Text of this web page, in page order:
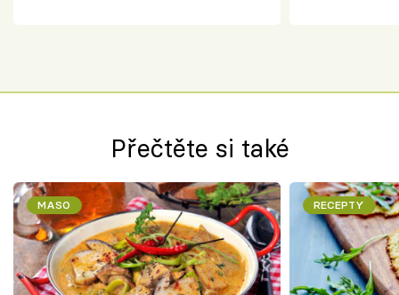
Přečtěte si také
MASO RECEPTY